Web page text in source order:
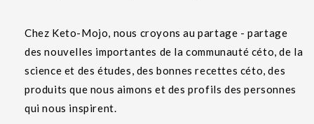
Chez Keto-Mojo, nous croyons au partage - partage
des nouvelles importantes de la communauté céto, de la
science et des études, des bonnes recettes céto, des
produits que nous aimons et des profils des personnes
qui nous inspirent.